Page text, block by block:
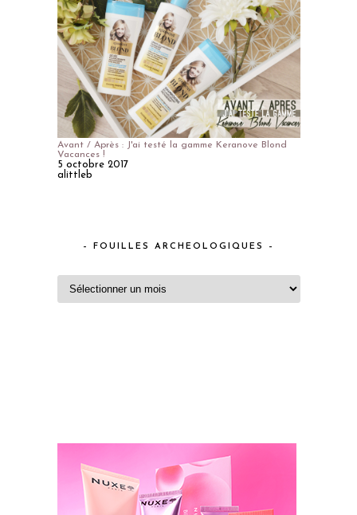
Avant / Après : J'ai testé la gamme Keranove Blond
Vacances !
5 octobre 2017
alittleb
– FOUILLES ARCHEOLOGIQUES –